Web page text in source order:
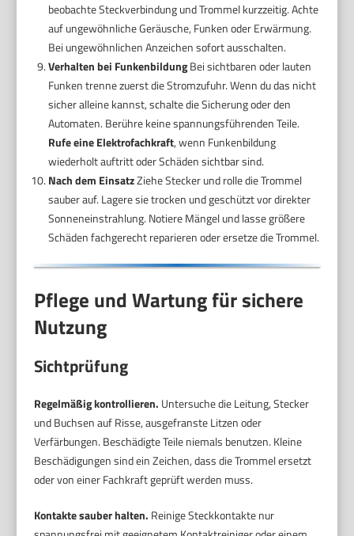
beobachte Steckverbindung und Trommel kurzzeitig. Achte
auf ungewöhnliche Geräusche, Funken oder Erwärmung.
Bei ungewöhnlichen Anzeichen sofort ausschalten.
Verhalten bei FunkenbildungBei sichtbaren oder lauten
Funken trenne zuerst die Stromzufuhr. Wenn du das nicht
sicher alleine kannst, schalte die Sicherung oder den
Automaten. Berühre keine spannungsführenden Teile.
Rufe eine Elektrofachkraft, wenn Funkenbildung
wiederholt auftritt oder Schäden sichtbar sind.
Nach dem EinsatzZiehe Stecker und rolle die Trommel
sauber auf. Lagere sie trocken und geschützt vor direkter
Sonneneinstrahlung. Notiere Mängel und lasse größere
Schäden fachgerecht reparieren oder ersetze die Trommel.
Pflege und Wartung für sichere
Nutzung
Sichtprüfung
Regelmäßig kontrollieren. Untersuche die Leitung, Stecker
und Buchsen auf Risse, ausgefranste Litzen oder
Verfärbungen. Beschädigte Teile niemals benutzen. Kleine
Beschädigungen sind ein Zeichen, dass die Trommel ersetzt
oder von einer Fachkraft geprüft werden muss.
Kontakte sauber halten. Reinige Steckkontakte nur